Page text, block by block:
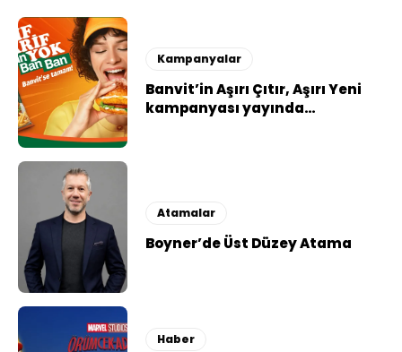
Kampanyalar
Banvit’in Aşırı Çıtır, Aşırı Yeni
kampanyası yayında…
Atamalar
Boyner’de Üst Düzey Atama
Haber